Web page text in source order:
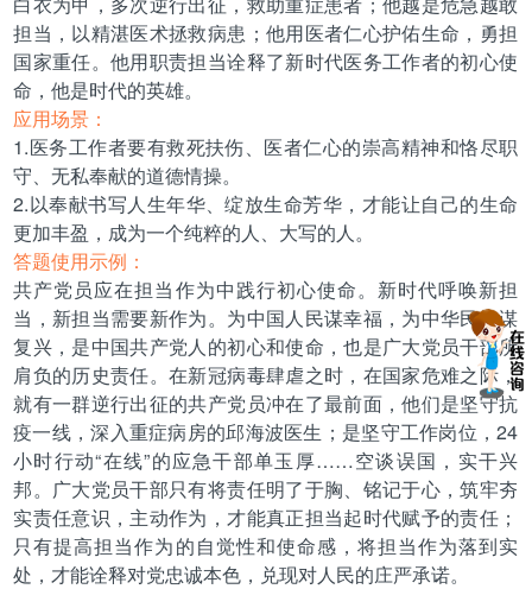
担当，以精湛医术拯救病患；他用医者仁心护佑生命，勇担
国家重任。他用职责担当诠释了新时代医务工作者的初心使
命，他是时代的英雄。
应用场景：
1.医务工作者要有救死扶伤、医者仁心的崇高精神和恪尽职
守、无私奉献的道德情操。
2.以奉献书写人生年华、绽放生命芳华，才能让自己的生命
更加丰盈，成为一个纯粹的人、大写的人。
答题使用示例：
共产党员应在担当作为中践行初心使命。新时代呼唤新担
当，新担当需要新作为。为中国人民谋幸福，为中华民族谋
复兴，是中国共产党人的初心和使命，也是广大党员干部所
肩负的历史责任。在新冠病毒肆虐之时，在国家危难之际，
就有一群逆行出征的共产党员冲在了最前面，他们是坚守抗
疫一线，深入重症病房的邱海波医生；是坚守工作岗位，24
小时行动“在线”的应急干部单玉厚……空谈误国，实干兴
邦。广大党员干部只有将责任明了于胸、铭记于心，筑牢夯
实责任意识，主动作为，才能真正担当起时代赋予的责任；
只有提高担当作为的自觉性和使命感，将担当作为落到实
处，才能诠释对党忠诚本色，兑现对人民的庄严承诺。